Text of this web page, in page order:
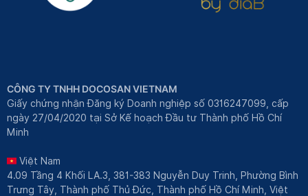
CÔNG TY TNHH DOCOSAN VIETNAM
Giấy chứng nhận Đăng ký Doanh nghiệp số 0316247099, cấp
ngày 27/04/2020 tại Sở Kế hoạch Đầu tư Thành phố Hồ Chí
Minh
Việt Nam
4.09 Tầng 4 Khối LA.3, 381-383 Nguyễn Duy Trinh, Phường Bình
Trưng Tây, Thành phố Thủ Đức, Thành phố Hồ Chí Minh, Việt